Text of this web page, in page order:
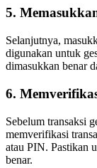
5.
Selanjutnya,
digunakan untuk
dimasukkan benar
6.
Sebelum transaksi
memverifikasi
atau PIN. Pastikan
benar.